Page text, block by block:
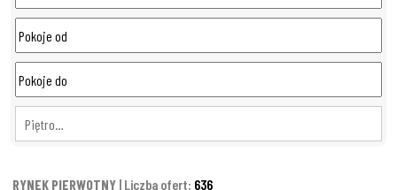
Piętro…
RYNEK PIERWOTNY | Liczba ofert: 636